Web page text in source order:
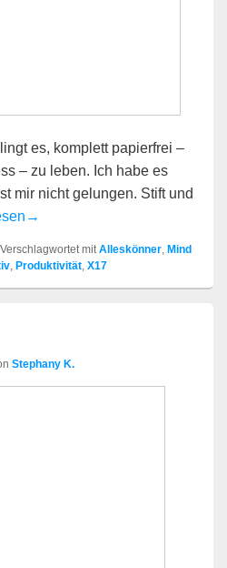
es, komplett papierfrei –
– zu leben. Ich habe es
mir nicht gelungen. Stift und
Mind Papers von X17
→
Verschlagwortet mit Alleskönner, Mind
, Produktivität, X17
Stephany K.